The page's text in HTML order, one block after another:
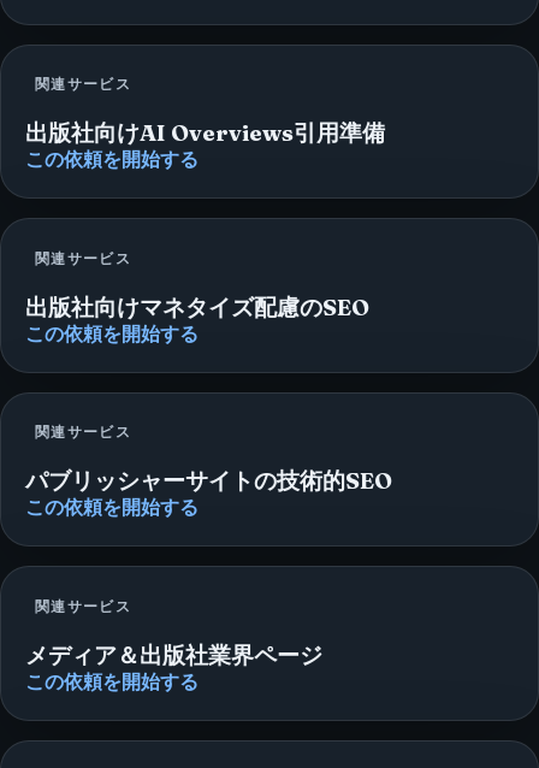
関連サービス
出版社向けAI Overviews引用準備
この依頼を開始する
関連サービス
出版社向けマネタイズ配慮のSEO
この依頼を開始する
関連サービス
パブリッシャーサイトの技術的SEO
この依頼を開始する
関連サービス
メディア＆出版社業界ページ
この依頼を開始する